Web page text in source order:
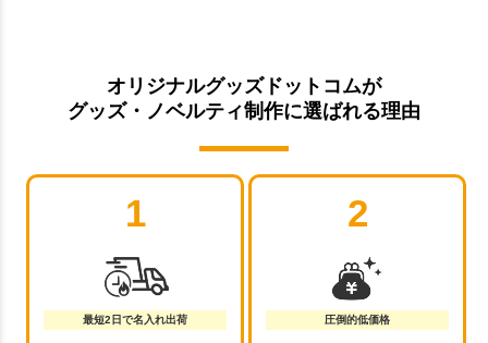
オリジナルグッズドットコムが
グッズ・ノベルティ制作に選ばれる理由
1
最短2日で名入れ出荷
2
圧倒的低価格